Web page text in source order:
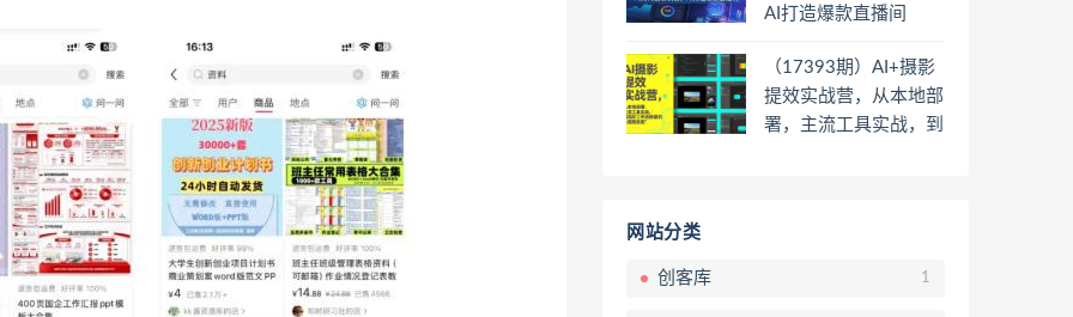
AI打造爆款直播间
（17393期）AI+摄影
提效实战营，从本地部
署，主流工具实战，到
网站分类
创客库 1